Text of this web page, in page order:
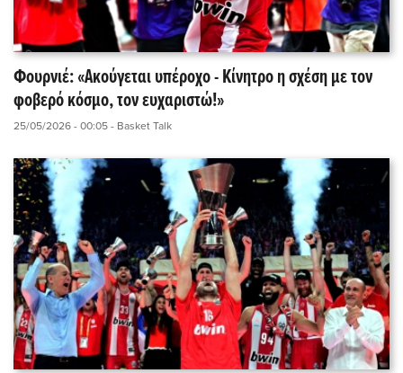
Φουρνιέ: «Ακούγεται υπέροχο - Κίνητρο η σχέση με τον
φοβερό κόσμο, τον ευχαριστώ!»
25/05/2026 - 00:05 - Basket Talk